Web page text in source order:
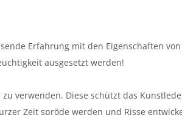
Erfahrung mit den Eigenschaften von
ausgesetzt werden!
verwenden. Diese schützt das
Zeit spröde werden und Risse